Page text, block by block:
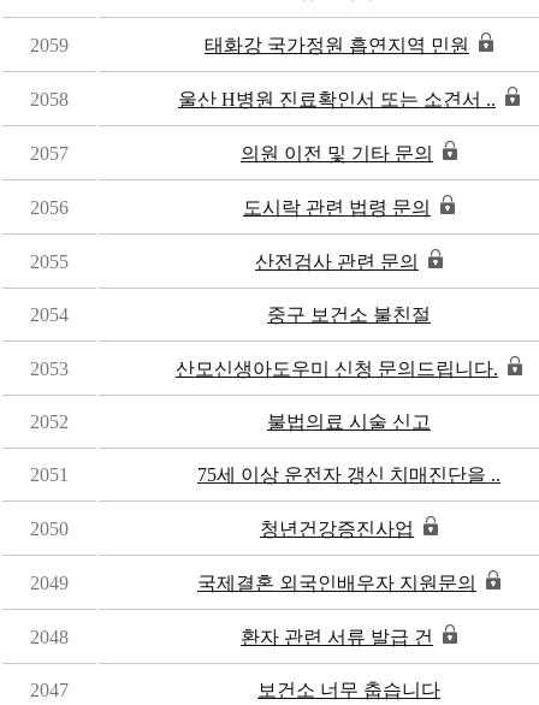
2059 태화강 국가정원 흡연지역 민원
2058 울산 H병원 진료확인서 또는 소견서 ..
2057 의원 이전 및 기타 문의
2056 도시락 관련 법령 문의
2055 산전검사 관련 문의
2054 중구 보건소 불친절
2053 산모신생아도우미 신청 문의드립니다.
2052 불법의료 시술 신고
2051 75세 이상 운전자 갱신 치매진단을 ..
2050 청년건강증진사업
2049 국제결혼 외국인배우자 지원문의
2048 환자 관련 서류 발급 건
2047 보건소 너무 춥습니다